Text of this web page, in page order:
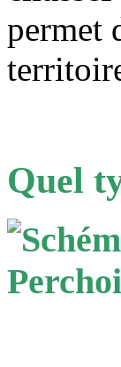
permet
Quel